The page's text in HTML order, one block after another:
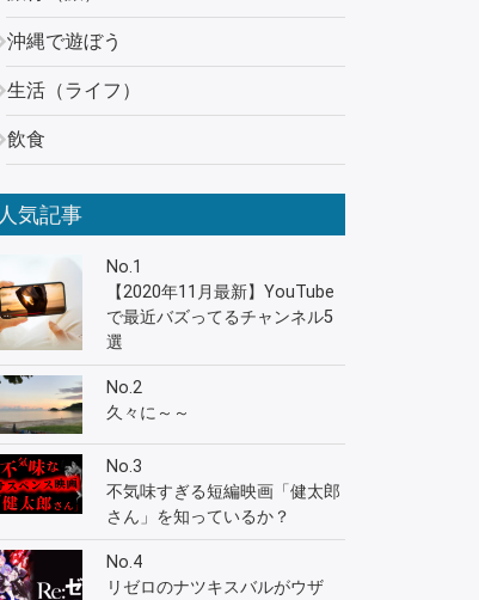
沖縄で遊ぼう
生活（ライフ）
飲食
人気記事
No.1
【2020年11月最新】YouTube
で最近バズってるチャンネル5
選
No.2
久々に～～
No.3
不気味すぎる短編映画「健太郎
さん」を知っているか？
No.4
リゼロのナツキスバルがウザ